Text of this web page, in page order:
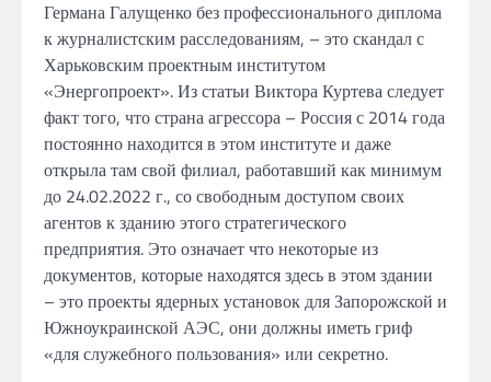
ГерманаГалущенкобез профессионального диплома
к журналистским расследованиям, – это скандал с
Харьковским проектным институтом
«Энергопроект».Из статьи Виктора Куртева следует
факттого, что странаагрессора – Россияс 2014 года
постоянно находитсяв этом институте и даже
открыла там свой филиал, работавший как минимум
до 24.02.2022 г., со свободным доступом своих
агентов к зданию этого стратегического
предприятия. Это означает что некоторые из
документов, которые находятсяздесьв этомздании
– это проекты ядерныхустановок для Запорожской и
Южноукраинской АЭС, они должныиметьгриф
«для служебного пользования» или секретно.